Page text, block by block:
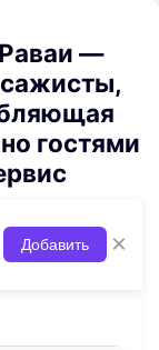
—
гостями
Добавить ×